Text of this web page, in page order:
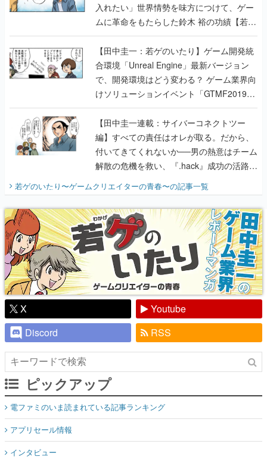
入れたい」世界情勢を味方につけて、ゲー
ムに革命をもたらした鈴木 裕の功績【若ゲ
のいたり】
【田中圭一：若ゲのいたり】ゲーム開発統
合環境「Unreal Engine」最新バージョン
で、開発環境はどう変わる？ ゲーム業界向
けソリューションイベント「GTMF2019」
に行って、より理解を深めよう【PR】
【田中圭一連載：サイバーコネクトツー
編】すべての責任はオレが取る。だから、
付いてきてくれないか──男の熱意はチーム
解散の危機を救い、『.hack』成功の活路を
『少年ジャンプ』色だった【若ゲのいた
り】
若ゲのいたり〜ゲームクリエイターの青春〜の記事一覧
X
Youtube
Discord
RSS
ピックアップ
電ファミのいま読まれている記事ランキング
アプリセール情報
インタビュー